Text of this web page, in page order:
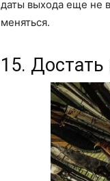
даты выхода еще не
меняться.
15.